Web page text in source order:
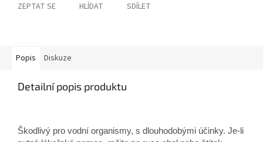
ZEPTAT SE HLÍDAT SDÍLET
Popis Diskuze
Detailní popis produktu
Škodlivý pro vodní organismy, s dlouhodobými účinky. Je-li